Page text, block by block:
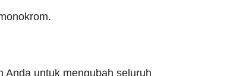
Anda untuk mengubah seluruh